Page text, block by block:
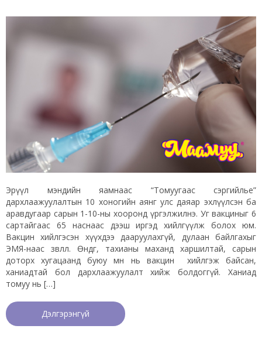
Эрүүл мэндийн яамнаас “Томуугаас сэргийлье”
дархлаажуулалтын 10 хоногийн аянг улс даяар эхлүүлсэн ба
аравдугаар сарын 1-10-ны хооронд үргэлжилнэ. Уг вакциныг 6
сартайгаас 65 наснаас дээш иргэд хийлгүүлж болох юм.
Вакцин хийлгэсэн хүүхдээ дааруулахгүй, дулаан байлгахыг
ЭМЯ-наас зөвлөлөө. Өндөг, тахианы маханд харшилтай, сарын
доторх хугацаанд буюу өмнө нь вакцин хийлгэж байсан,
ханиадтай бол дархлаажуулалт хийж болдоггүй. Ханиад
томуу нь […]
Дэлгэрэнгүй